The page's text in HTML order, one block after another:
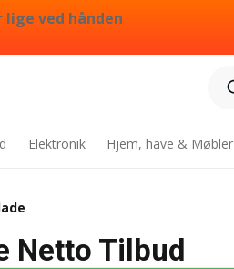
ved hånden
Elektronik Hjem, have & Møbler
Netto Tilbud